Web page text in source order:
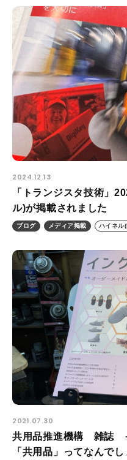
フォーム
営業時間
2024.12.13
「トランジスタ技術」
ル)が掲載されました
ブログ メディア掲載 ハイネル
2021.07.30
共用品推進機構 雑誌
「共用品」ってなんでし